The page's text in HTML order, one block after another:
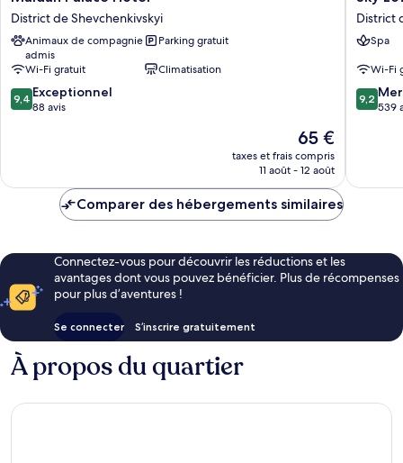
Palace
Hotel
District
Shevchenkivskyi
District de Shevchenkivskyi
Animaux de compagnie
admis
Parking gratuit
Wi-Fi gratuit
Climatisation
9.4
sur
9,4 Exceptionnel
88 avis
Le
nouveau
prix
de
65 €
taxes et frais compris
11 août - 12 août
Loft
Hotel
by
District
de
District
Spa
Wi-Fi
9.2
sur
9,2
539
Comparer des hébergements similaires
Connectez-vous pour découvrir les réductions et les
avantages dont vous pouvez bénéficier. Plus de récompenses
pour plus d’aventures !
Se connecter S’inscrire gratuitement
À propos du quartier